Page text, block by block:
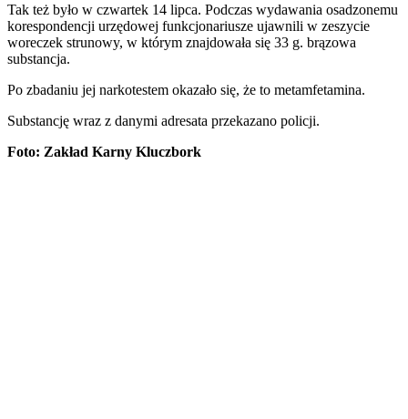
Tak też było w czwartek 14 lipca. Podczas wydawania osadzonemu
korespondencji urzędowej funkcjonariusze ujawnili w zeszycie
woreczek strunowy, w którym znajdowała się 33 g. brązowa
substancja.
Po zbadaniu jej narkotestem okazało się, że to metamfetamina.
Substancję wraz z danymi adresata przekazano policji.
Foto: Zakład Karny Kluczbork